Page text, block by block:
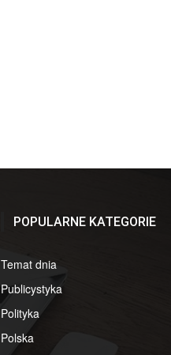
POPULARNE KATEGORIE
Temat dnia
Publicystyka
Polityka
Polska